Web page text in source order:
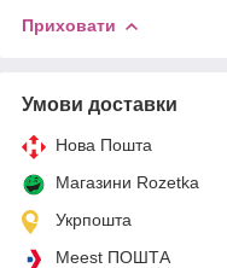
Приховати
Умови доставки
Нова Пошта
Магазини Rozetka
Укрпошта
Meest ПОШТА